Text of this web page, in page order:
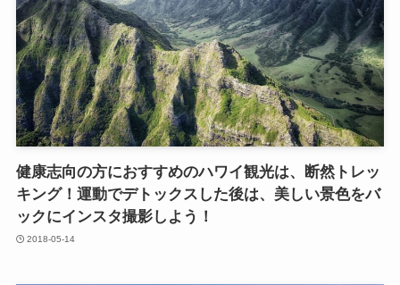
健康志向の方におすすめのハワイ観光は、断然トレッ
キング！運動でデトックスした後は、美しい景色をバ
ックにインスタ撮影しよう！
2018-05-14